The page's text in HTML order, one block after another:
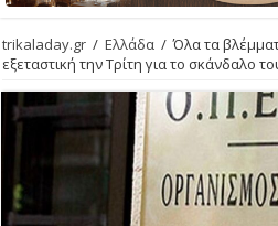
trikaladay.gr / Ελλάδα / Όλα τα
εξεταστική την Τρίτη για το σκάνδαλο